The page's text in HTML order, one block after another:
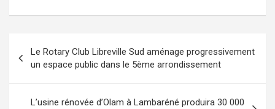
de
l’article
Le Rotary Club Libreville Sud aménage progressivement
un espace public dans le 5ème arrondissement
L’usine rénovée d’Olam à Lambaréné produira 30 000